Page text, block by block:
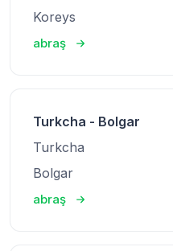
Koreys
abraş
Turkcha - Bolgar
Turkcha
Bolgar
abraş